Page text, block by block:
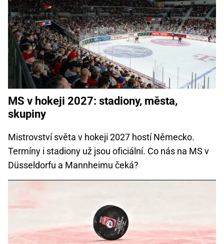
MS v hokeji 2027: stadiony, města,
skupiny
Mistrovství světa v hokeji 2027 hostí Německo.
Termíny i stadiony už jsou oficiální. Co nás na MS v
Düsseldorfu a Mannheimu čeká?